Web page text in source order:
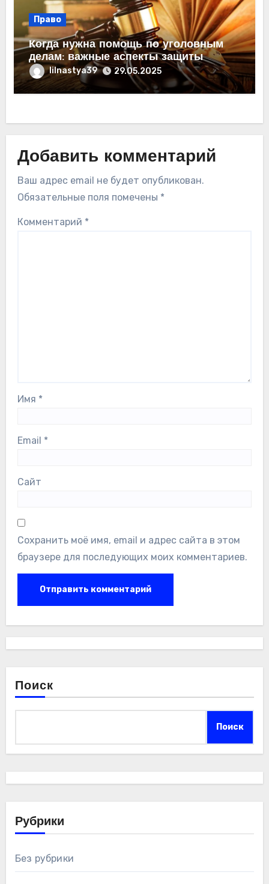
Право
Когда нужна помощь по уголовным
делам: важные аспекты защиты
lilnastya39 29.05.2025
Добавить комментарий
Ваш адрес email не будет опубликован.
Обязательные поля помечены *
Комментарий *
Имя *
Email *
Сайт
Сохранить моё имя, email и адрес сайта в этом
браузере для последующих моих комментариев.
Поиск
Поиск
Рубрики
Без рубрики